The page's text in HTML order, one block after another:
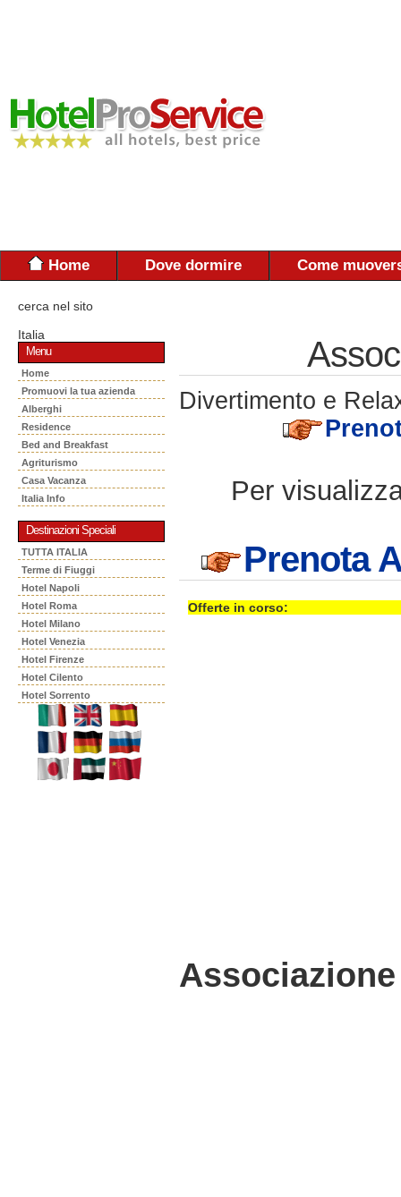
Home Dove dormire Come
cerca nel sito
Italia
Menu
Home
Promuovi la tua azienda
Alberghi
Residence
Bed and Breakfast
Agriturismo
Casa Vacanza
Italia Info
Destinazioni Speciali
TUTTA ITALIA
Terme di Fiuggi
Hotel Napoli
Hotel Roma
Hotel Milano
Hotel Venezia
Hotel Firenze
Hotel Cilento
Hotel Sorrento
Divertimento e
Per
Prenota
Offerte in corso: